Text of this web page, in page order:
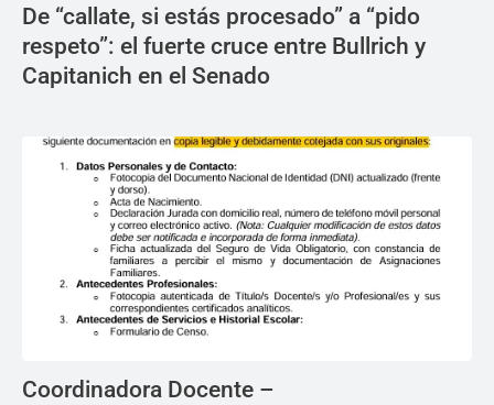
De “callate, si estás procesado” a “pido
respeto”: el fuerte cruce entre Bullrich y
Capitanich en el Senado
Coordinadora Docente –